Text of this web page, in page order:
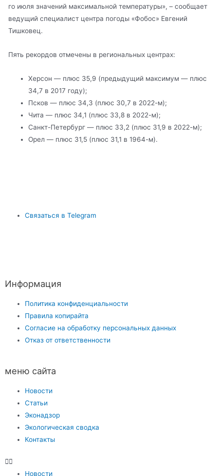
го июля значений максимальной температуры», – сообщает
ведущий специалист центра погоды «Фобос» Евгений
Тишковец.
Пять рекордов отмечены в региональных центрах:
Херсон — плюс 35,9 (предыдущий максимум — плюс
34,7 в 2017 году);
Псков — плюс 34,3 (плюс 30,7 в 2022-м);
Чита — плюс 34,1 (плюс 33,8 в 2022-м);
Санкт-Петербург — плюс 33,2 (плюс 31,9 в 2022-м);
Орел — плюс 31,5 (плюс 31,1 в 1964-м).
Связаться в Telegram
Информация
Политика конфиденциальности
Правила копирайта
Согласие на обработку персональных данных
Отказ от ответственности
меню сайта
Новости
Статьи
Эконадзор
Экологическая сводка
Контакты
Новости